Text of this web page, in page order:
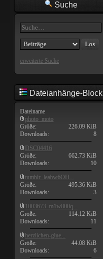
Suche
erweiterte Suche
Dateianhänge-Block
Dateiname
photo_moto
Größe:
226.09 KiB
Downloads:
8
DSC04416
Größe:
662.73 KiB
Downloads:
10
tumblr_leahw6OH...
Größe:
495.36 KiB
Downloads:
3
1003673_m1w800q...
Größe:
114.12 KiB
Downloads:
11
herzlichen-glue...
Größe:
44.08 KiB
Downloads:
6